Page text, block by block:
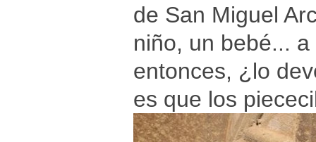
de San Miguel
niño, un bebé...
entonces, ¿lo
es que los